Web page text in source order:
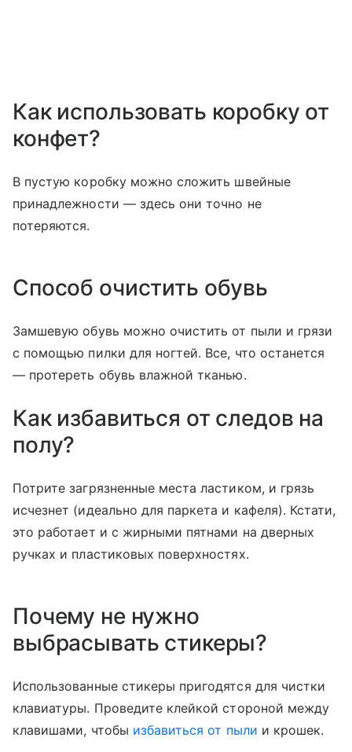
Как использовать коробку от
конфет?
В пустую коробку можно сложить швейные
принадлежности — здесь они точно не
потеряются.
Способ очистить обувь
Замшевую обувь можно очистить от пыли и грязи
с помощью пилки для ногтей. Все, что останется
— протереть обувь влажной тканью.
Как избавиться от следов на
полу?
Потрите загрязненные места ластиком, и грязь
исчезнет (идеально для паркета и кафеля). Кстати,
это работает и с жирными пятнами на дверных
ручках и пластиковых поверхностях.
Почему не нужно
выбрасывать стикеры?
Использованные стикеры пригодятся для чистки
клавиатуры. Проведите клейкой стороной между
клавишами, чтобы избавиться от пыли и крошек.